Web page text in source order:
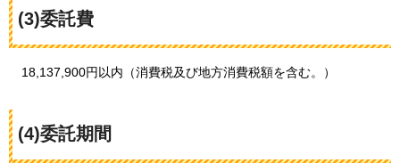
(3)委託費
18,137,900円以内（消費税及び地方消費税額を含む。）
(4)委託期間